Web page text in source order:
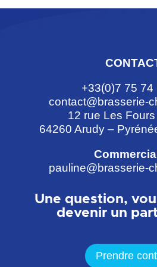
+33(0)7 75 74
contact@brasserie-
12 rue Les
64260 Arudy –
pauline@brasserie-
Une question,
devenir un
Prendre